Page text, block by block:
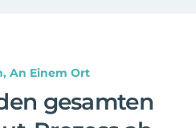
An Einem Ort
gesamten